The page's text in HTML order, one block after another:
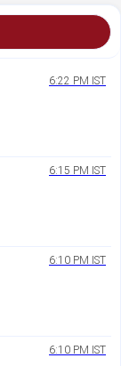
6:22 PM IST
6:15 PM IST
6:10 PM IST
6:10 PM IST